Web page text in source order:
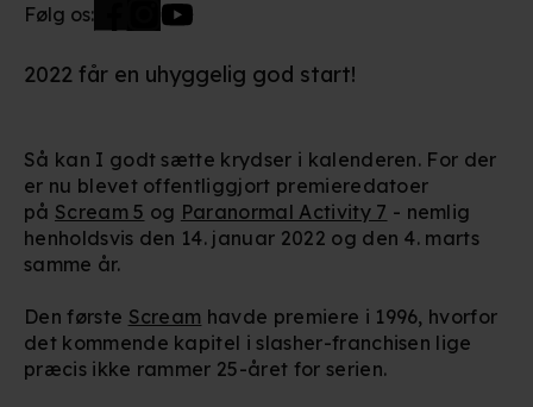
Følg os:
2022 får en uhyggelig god start!
Så kan I godt sætte krydser i kalenderen. For der
er nu blevet offentliggjort premieredatoer
på Scream 5 og Paranormal Activity 7 - nemlig
henholdsvis den 14. januar 2022 og den 4. marts
samme år.
Den første Scream havde premiere i 1996, hvorfor
det kommende kapitel i slasher-franchisen lige
præcis ikke rammer 25-året for serien.